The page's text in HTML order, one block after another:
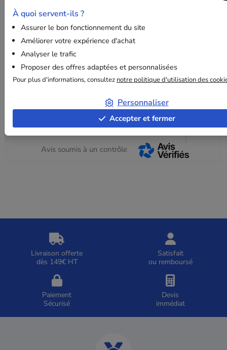
Damien C.
Publié Le 27/03/2025
suite à une commande du 11/03/2025
suite
Avis soumis à un contrôle
Livraison offerte
dès 149€ HT
Satisfait
ou remboursé
Paiement
Sécurisé
Devis
immédiat
À quoi servent-ils ?
Assurer le bon fonctionnement du site
Améliorer votre expérience d'achat
Analyser le trafic
Proposer des offres adaptées et personnalisées
Pour plus d'informations, consultez notre politique d'utilisation des
Personnaliser
Accepter et fermer